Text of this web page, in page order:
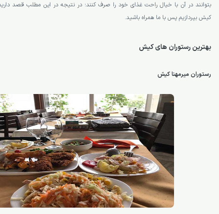
بتوانند در آن با خیال راحت غذای خود را صرف کنند؛ در نتیجه در این مطلب قصد
کیش بپردازیم پس با ما همراه باشید.
بهترین رستوران های کیش
رستوران میرمهنا کیش